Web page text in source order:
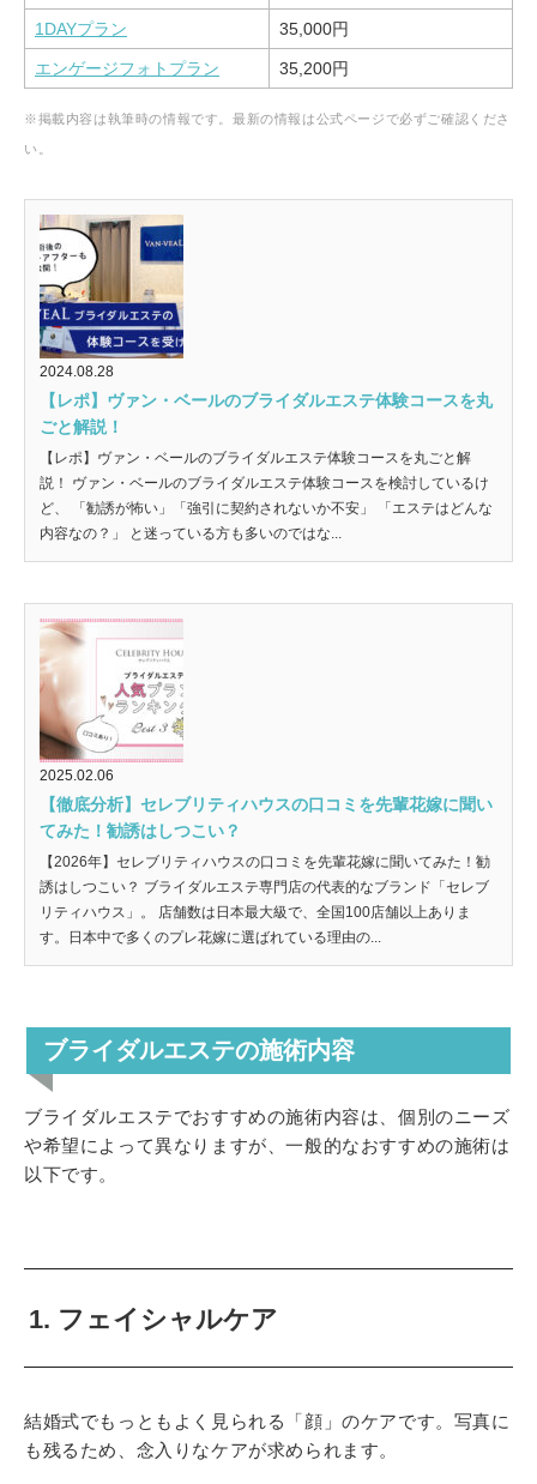
1DAYプラン 35,000円
エンゲージフォトプラン 35,200円
※掲載内容は執筆時の情報です。最新の情報は公式ページで必ずご確認くださ
い。
2024.08.28
【レポ】ヴァン・ベールのブライダルエステ体験コースを丸
ごと解説！
【レポ】ヴァン・ベールのブライダルエステ体験コースを丸ごと解
説！ ヴァン・ベールのブライダルエステ体験コースを検討しているけ
ど、 「勧誘が怖い」「強引に契約されないか不安」 「エステはどんな
内容なの？」 と迷っている方も多いのではな...
2025.02.06
【徹底分析】セレブリティハウスの口コミを先輩花嫁に聞い
てみた！勧誘はしつこい？
【2026年】セレブリティハウスの口コミを先輩花嫁に聞いてみた！勧
誘はしつこい？ ブライダルエステ専門店の代表的なブランド「セレブ
リティハウス」。 店舗数は日本最大級で、全国100店舗以上ありま
す。日本中で多くのプレ花嫁に選ばれている理由の...
ブライダルエステの施術内容
ブライダルエステでおすすめの施術内容は、個別のニーズ
や希望によって異なりますが、一般的なおすすめの施術は
以下です。
1. フェイシャルケア
結婚式でもっともよく見られる「顔」のケアです。写真に
も残るため、念入りなケアが求められます。